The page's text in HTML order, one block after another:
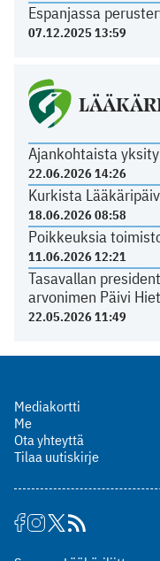
Espanjassa
07.12.2025 13:59
Ajankohtaista
22.06.2026 14:26
Kurkista
18.06.2026 08:58
Poikkeuksia
11.06.2026 12:21
Tasavallan
arvonimen Päivi
22.05.2026 11:49
Mediakortti
Me
Ota yhteyttä
Tilaa uutiskirje